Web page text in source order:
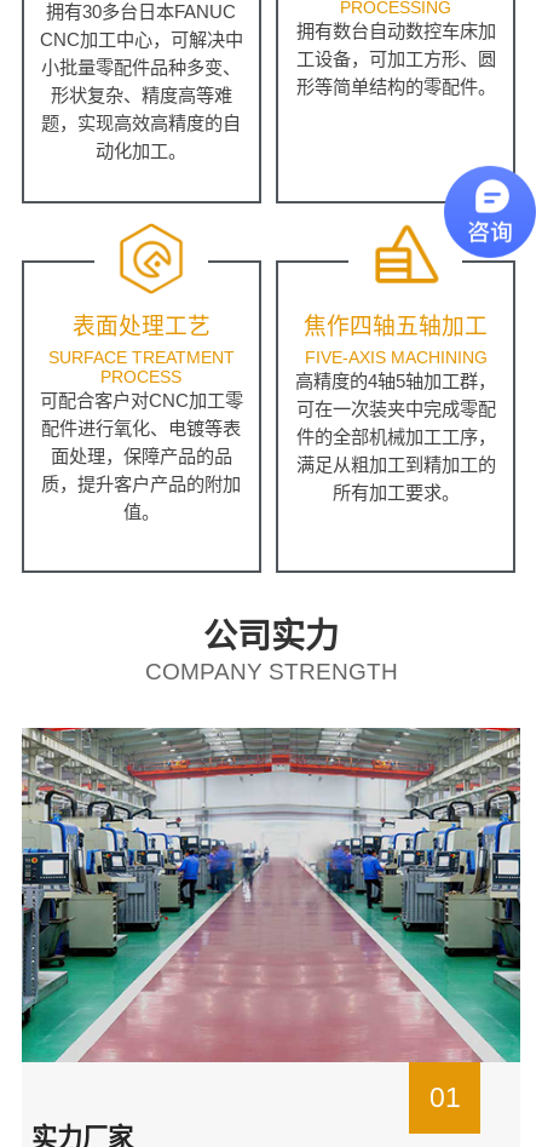
拥有30多台日本FANUC
CNC加工中心，可解决中
小批量零配件品种多变、
形状复杂、精度高等难
题，实现高效高精度的自
动化加工。
PROCESSING
拥有数台自动数控车床加
工设备，可加工方形、圆
形等简单结构的零配件。
表面处理工艺
SURFACE TREATMENT
PROCESS
可配合客户对CNC加工零
配件进行氧化、电镀等表
面处理，保障产品的品
质，提升客户产品的附加
值。
焦作四轴五轴加工
FIVE-AXIS MACHINING
高精度的4轴5轴加工群，
可在一次装夹中完成零配
件的全部机械加工工序，
满足从粗加工到精加工的
所有加工要求。
公司实力
COMPANY STRENGTH
01
实力厂家